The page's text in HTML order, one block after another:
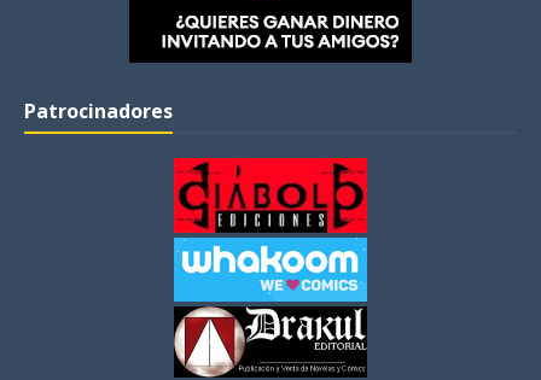
Patrocinadores